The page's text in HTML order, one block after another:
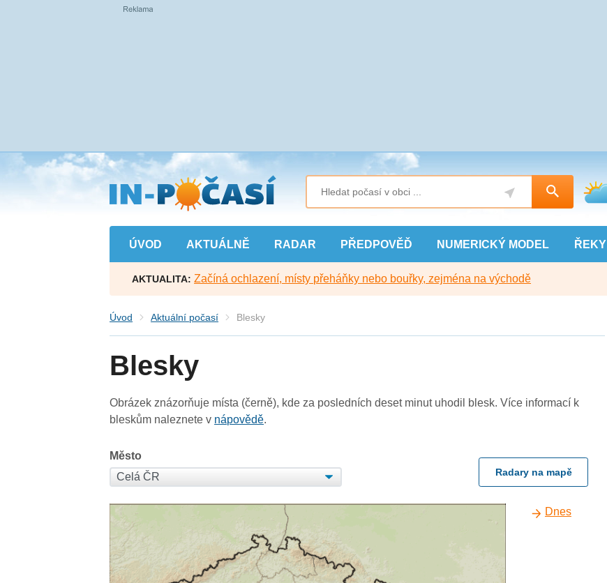
Přejít
na
hlavní
obsah
ÚVOD AKTUÁLNĚ RADAR PŘEDPOVĚĎ NUMERICKÝ MODEL ŘEKY
AKTUALITA: Začíná ochlazení, místy přeháňky nebo bouřky, zejména na východě
Úvod Aktuální počasí Blesky
Blesky
Obrázek znázorňuje místa (černě), kde za posledních deset minut uhodil blesk. Více informací k
bleskům naleznete v nápovědě.
Město
Radary na mapě
Dnes